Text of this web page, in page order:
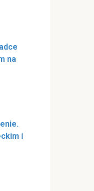
na
i